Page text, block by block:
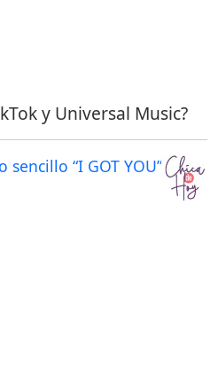
y Universal Music?